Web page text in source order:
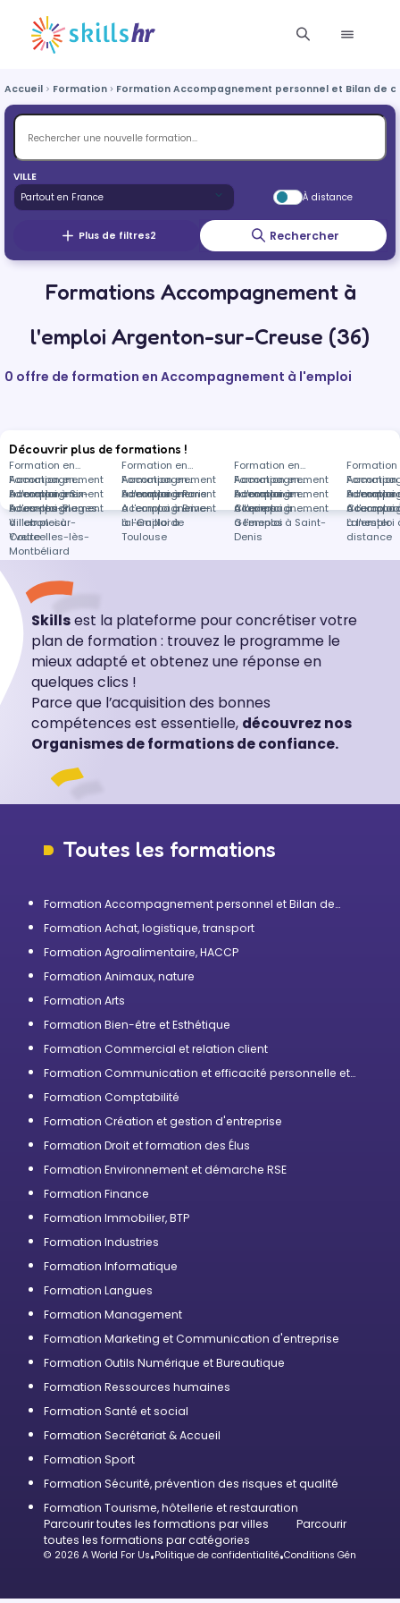
Accueil Formation Formation Accompagnement personnel et Bilan de
VILLE
À distance
Plus de filtres2 Rechercher
Formations Accompagnement à
l'emploi Argenton-sur-Creuse (36)
0 offre de formation en Accompagnement à l'emploi
Découvrir plus de formations !
Formation en
Accompagnement
à l'emploi à Six-
Fours-les-Plages
Formation en
Accompagnement
à l'emploi à Paris
Formation en
Accompagnement
à l'emploi à
Clapiers
Formation
à l'emploi
Formation en
Accompagnement
à l'emploi à
Villebon-sur-
Yvette
Formation en
Accompagnement
à l'emploi à Brive-
la-Gaillarde
Formation en
Accompagnement
à l'emploi à
Gémenos
Formation
à l'emploi
Lanester
Formation en
Accompagnement
à l'emploi à
Courcelles-lès-
Montbéliard
Formation en
Accompagnement
à l'emploi à
Toulouse
Formation en
Accompagnement
à l'emploi à Saint-
Denis
à l'emploi
distance
Skillsest la plateforme pour concrétiser votre
plan de formation : trouvez le programme le
mieux adapté et obtenez une réponse en
quelques clics !
Parce que l’acquisition des bonnes
compétences est essentielle, découvrez nos
Organismes de formations de confiance.
Toutes les formations
Formation Accompagnement personnel et Bilan de
Formation Achat, logistique, transport
Formation Agroalimentaire, HACCP
Formation Animaux, nature
Formation Arts
Formation Bien-être et Esthétique
Formation Commercial et relation client
Formation Communication et efficacité personnelle et
Formation Comptabilité
Formation Création et gestion d'entreprise
Formation Droit et formation des Élus
Formation Environnement et démarche RSE
Formation Finance
Formation Immobilier, BTP
Formation Industries
Formation Informatique
Formation Langues
Formation Management
Formation Marketing et Communication d'entreprise
Formation Outils Numérique et Bureautique
Formation Ressources humaines
Formation Santé et social
Formation Secrétariat & Accueil
Formation Sport
Formation Sécurité, prévention des risques et qualité
Formation Tourisme, hôtellerie et restauration
Parcourir toutes les formations par villes
Parcourir
toutes les formations par catégories
© 2026 A World For Us•Politique de confidentialité•Conditions Générales